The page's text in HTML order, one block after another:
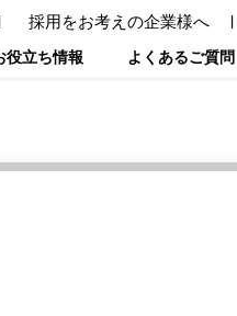
採用をお考えの企業様へ
役立ち情報 よくあるご質問